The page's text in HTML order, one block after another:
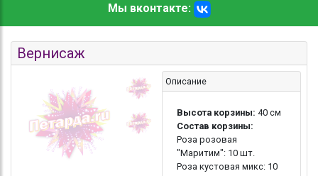
Мы вконтакте:
Вернисаж
Описание
Высота корзины: 40 см
Состав корзины:
Роза розовая
"Маритим": 10 шт.
Роза кустовая микс: 10